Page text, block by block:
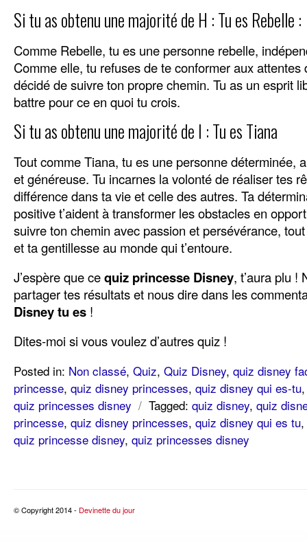
Si tu as obtenu une majorité de H : Tu es Rebelle :
Comme Rebelle, tu es une personne rebelle,
Comme elle, tu refuses de te conformer aux attentes
décidé de suivre ton propre chemin. Tu as un esprit
battre pour ce en quoi tu crois.
Si tu as obtenu une majorité de I : Tu es Tiana
Tout comme Tiana, tu es une personne déterminée,
et généreuse. Tu incarnes la volonté de réaliser tes
différence dans ta vie et celle des autres. Ta
positive t’aident à transformer les obstacles en
suivre ton chemin avec passion et persévérance,
et ta gentillesse au monde qui t’entoure.
J’espère que cequiz princesse Disney, t’aura plu !
partager tes résultats et nous dire dans les
Disney tu es !
Dites-moi si vous voulez d’autres quiz !
Posted in: Non classé, Quiz, Quiz Disney, quiz disney
princesse, quiz disney princesses, quiz disney qui es-tu
quiz princesses disney / Tagged: quiz disney, quiz
princesse, quiz disney princesses, quiz disney qui es tu,
quiz princesse disney, quiz princesses disney
© Copyright 2014 - Devinette du jour